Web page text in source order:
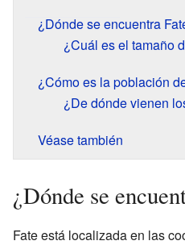
¿Dónde se encuentra
¿Cuál es el tamaño
¿Cómo es la población
¿De dónde vienen
Véase también
¿Dónde se
Fate está localizada en las